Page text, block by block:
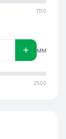
1150
мм
2500